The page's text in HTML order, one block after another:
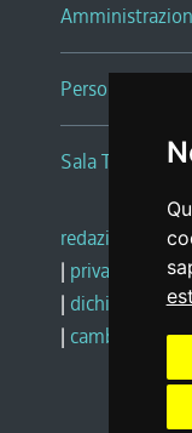
Persone e Uffici
Sala Tiziano
redazione web
| privacy
| dichiarazione
| cambio